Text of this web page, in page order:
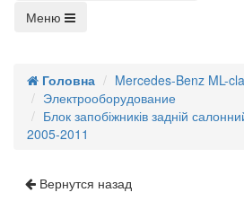
Меню
Головна
Mercedes-Benz ML-
Электрооборудование
Блок запобіжників задній
2005-2011
Вернутся назад